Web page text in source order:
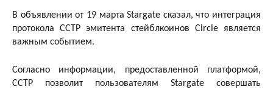
В объявлении от 19 марта Stargate сказал, что интеграция
протокола CCTP эмитента стейблкоинов Circle является
важным событием.
Согласно информации, предоставленной платформой,
CCTP позволит пользователям Stargate совершать